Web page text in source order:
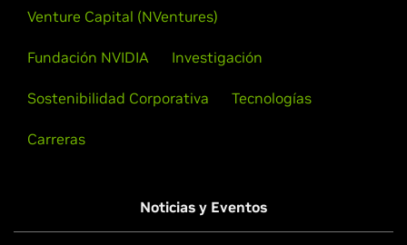
Venture Capital (NVentures)
Fundación NVIDIA Investigación
Sostenibilidad Corporativa Tecnologías
Carreras
Noticias y Eventos